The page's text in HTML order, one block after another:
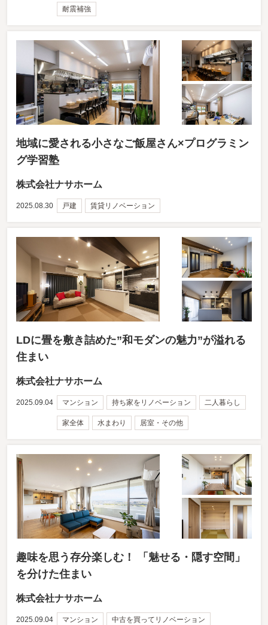
耐震補強
地域に愛される小さなご飯屋さん×プログラミン
グ学習塾
株式会社ナサホーム
2025.08.30 戸建 賃貸リノベーション
LDに畳を敷き詰めた”和モダンの魅力”が溢れる
住まい
株式会社ナサホーム
2025.09.04 マンション 持ち家をリノベーション 二人暮らし
家全体 水まわり 居室・その他
趣味を思う存分楽しむ！ 「魅せる・隠す空間」
を分けた住まい
株式会社ナサホーム
2025.09.04 マンション 中古を買ってリノベーション